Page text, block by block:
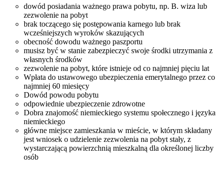
dowód posiadania ważnego prawa pobytu, np. B. wiza lub
zezwolenie na pobyt
brak toczącego się postępowania karnego lub brak
wcześniejszych wyroków skazujących
obecność dowodu ważnego paszportu
musisz być w stanie zabezpieczyć swoje środki utrzymania z
własnych środków
zezwolenie na pobyt, które istnieje od co najmniej pięciu lat
Wpłata do ustawowego ubezpieczenia emerytalnego przez co
najmniej 60 miesięcy
Dowód powodu pobytu
odpowiednie ubezpieczenie zdrowotne
Dobra znajomość niemieckiego systemu społecznego i języka
niemieckiego
główne miejsce zamieszkania w mieście, w którym składany
jest wniosek o udzielenie zezwolenia na pobyt stały, z
wystarczającą powierzchnią mieszkalną dla określonej liczby
osób